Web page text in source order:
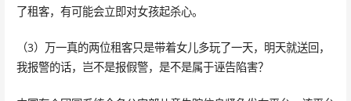
了租客，有可能会立即对女孩起杀心。
（3）万一真的两位租客只是带着女儿多玩了一天，明天就送回，
我报警的话，岂不是报假警，是不是属于诬告陷害？